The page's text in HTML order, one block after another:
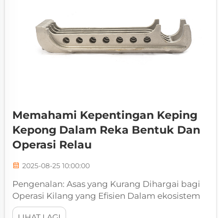
Memahami Kepentingan Keping
Kepong Dalam Reka Bentuk Dan
Operasi Relau
2025-08-25 10:00:00
Pengenalan: Asas yang Kurang Dihargai bagi
Operasi Kilang yang Efisien Dalam ekosistem
kompleks sebuah kilang industri, di mana